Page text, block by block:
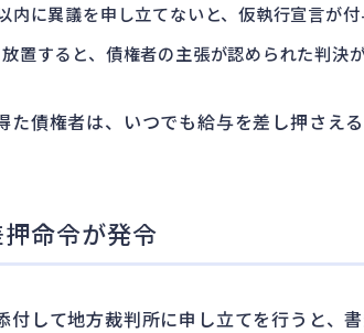
内に異議を申し立てないと、仮執行宣言が付
置すると、債権者の主張が認められた判決
た債権者は、いつでも給与を差し押さえ
命令が発令
付して地方裁判所に申し立てを行うと、